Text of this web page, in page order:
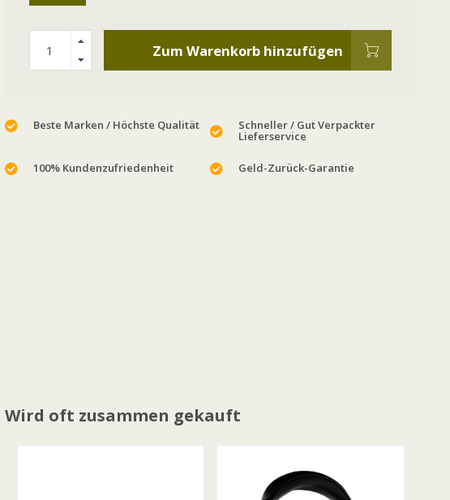
Zum Warenkorb hinzufügen
Beste Marken / Höchste Qualität Schneller / Gut Verpackter
Lieferservice
100% Kundenzufriedenheit Geld-Zurück-Garantie
Wird oft zusammen gekauft